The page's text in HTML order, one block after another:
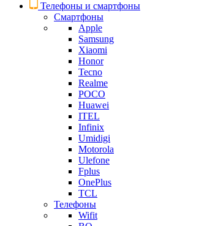
Телефоны и смартфоны
Смартфоны
Apple
Samsung
Xiaomi
Honor
Tecno
Realme
POCO
Huawei
ITEL
Infinix
Umidigi
Motorola
Ulefone
Fplus
OnePlus
TCL
Телефоны
Wifit